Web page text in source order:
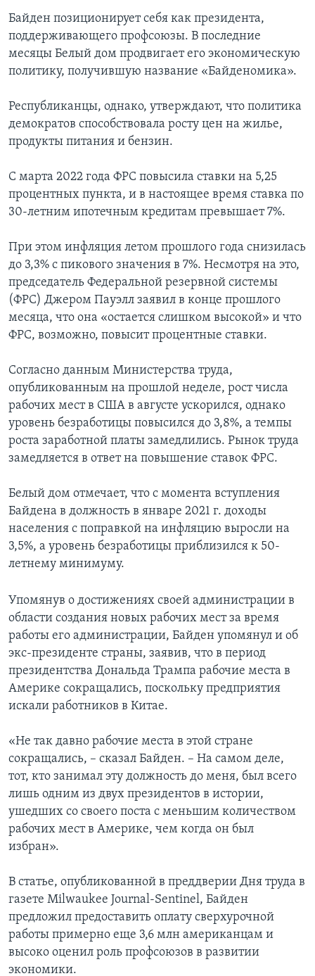
Байден позиционирует себя как президента,
поддерживающего профсоюзы. В последние
месяцы Белый дом продвигает его экономическую
политику, получившую название «Байденомика».
Республиканцы, однако, утверждают, что политика
демократов способствовала росту цен на жилье,
продукты питания и бензин.
С марта 2022 года ФРС повысила ставки на 5,25
процентных пункта, и в настоящее время ставка по
30-летним ипотечным кредитам превышает 7%.
При этом инфляция летом прошлого года снизилась
до 3,3% с пикового значения в 7%. Несмотря на это,
председатель Федеральной резервной системы
(ФРС) Джером Пауэлл заявил в конце прошлого
месяца, что она «остается слишком высокой» и что
ФРС, возможно, повысит процентные ставки.
Согласно данным Министерства труда,
опубликованным на прошлой неделе, рост числа
рабочих мест в США в августе ускорился, однако
уровень безработицы повысился до 3,8%, а темпы
роста заработной платы замедлились. Рынок труда
замедляется в ответ на повышение ставок ФРС.
Белый дом отмечает, что с момента вступления
Байдена в должность в январе 2021 г. доходы
населения с поправкой на инфляцию выросли на
3,5%, а уровень безработицы приблизился к 50-
летнему минимуму.
Упомянув о достижениях своей администрации в
области создания новых рабочих мест за время
работы его администрации, Байден упомянул и об
экс-президенте страны, заявив, что в период
президентства Дональда Трампа рабочие места в
Америке сокращались, поскольку предприятия
искали работников в Китае.
«Не так давно рабочие места в этой стране
сокращались, – сказал Байден. – На самом деле,
тот, кто занимал эту должность до меня, был всего
лишь одним из двух президентов в истории,
ушедших со своего поста с меньшим количеством
рабочих мест в Америке, чем когда он был
избран».
В статье, опубликованной в преддверии Дня труда в
газете Milwaukee Journal-Sentinel, Байден
предложил предоставить оплату сверхурочной
работы примерно еще 3,6 млн американцам и
высоко оценил роль профсоюзов в развитии
экономики.